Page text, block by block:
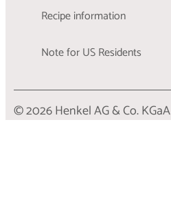
Recipe information
Note for US Residents
© 2026 Henkel AG & Co. KGaA